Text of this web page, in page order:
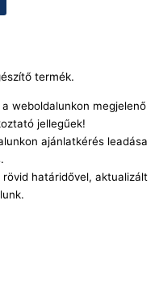
termék.
weboldalunkon megjelenő
jellegűek!
ajánlatkérés leadása
határidővel, aktualizált